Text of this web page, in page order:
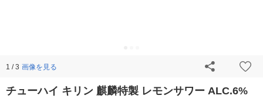
1 / 3 画像を見る
チューハイ キリン 麒麟特製 レモンサワー ALC.6%